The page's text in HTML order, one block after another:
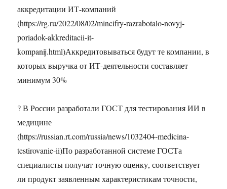
аккредитации ИТ-компаний
(https://rg.ru/2022/08/02/mincifry-razrabotalo-novyj-
poriadok-akkreditacii-it-
kompanij.html)Аккредитовываться будут те компании, в
которых выручка от ИТ-деятельности составляет
минимум 30%
? В России разработали ГОСТ для тестирования ИИ в
медицине
(https://russian.rt.com/russia/news/1032404-medicina-
testirovanie-ii)По разработанной системе ГОСТа
специалисты получат точную оценку, соответствует
ли продукт заявленным характеристикам точности,